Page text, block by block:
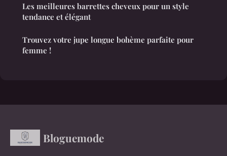
Les meilleures barrettes cheveux pour un style
tendance et élégant
Trouvez votre jupe longue bohème parfaite pour
femme !
Bloguemode